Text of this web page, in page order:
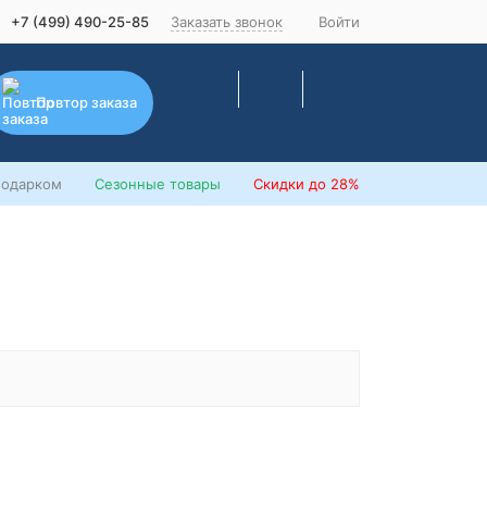
+7 (499) 490-25-85 Заказать звонок Войти
Повтор заказа
Сезонные товары Скидки до 28%